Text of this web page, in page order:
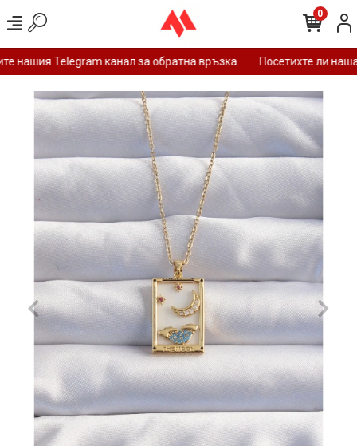
нашия Telegram канал за обратна връзка. Посетихте ли
0